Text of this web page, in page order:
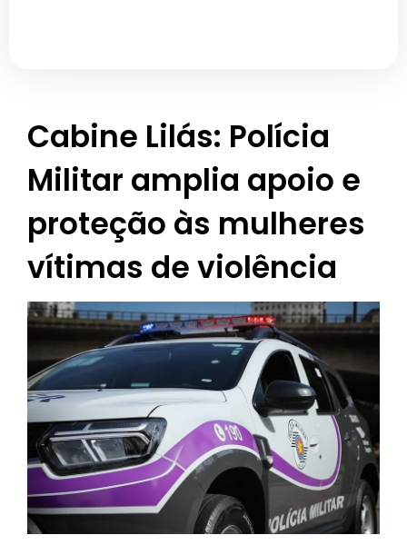
Cabine Lilás: Polícia
Militar amplia apoio e
proteção às mulheres
vítimas de violência